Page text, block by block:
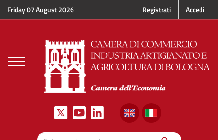
Friday 07 August 2026 Registrati Accedi
Toggle
navigation